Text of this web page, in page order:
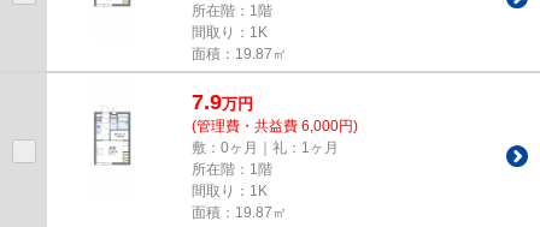
所在階：1階
間取り：1K
面積：19.87㎡
7.9万円
(管理費・共益費 6,000円)
敷：0ヶ月｜礼：1ヶ月
所在階：1階
間取り：1K
面積：19.87㎡